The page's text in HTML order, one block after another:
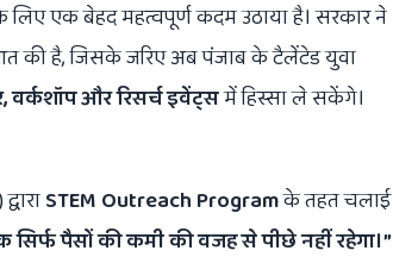
एक बेहद महत्वपूर्ण कदम उठाया है। सरकार ने
की है, जिसके जरिए अब पंजाब के टैलेंटेड युवा
,वर्कशॉप और रिसर्च इवेंट्समें हिस्सा ले सकेंगे।
STEM Outreach Programके तहत चलाई
सिर्फ पैसों की कमी की वजह से पीछे नहीं रहेगा।”